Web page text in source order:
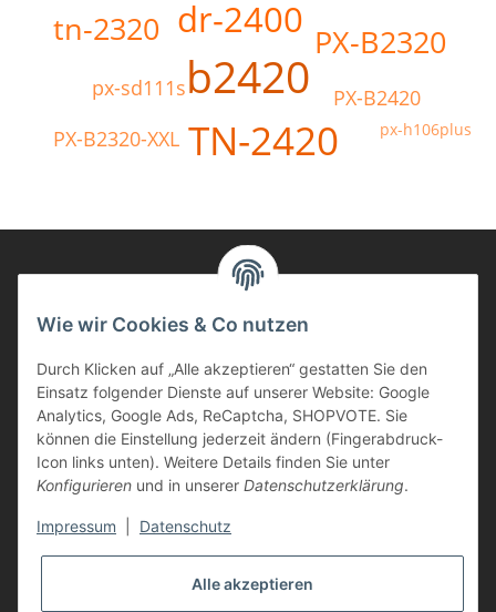
b2420
TN-2420
dr-2400
PX-B2320
tn-2320
px-sd111s
PX-B2420
PX-B2320-XXL
px-h106plus
Informationen
Kunden Service
Haben Sie Fragen zu unseren Produkten?
Dann rufen Sie uns gerne an:
Tel: 0621/9767200
Mo.-Fr. 08:45-17:00 Uhr
oder schreiben Sie uns:
info@printer-express.de
Wie wir Cookies & Co nutzen
Durch Klicken auf „Alle akzeptieren“ gestatten Sie den
Einsatz folgender Dienste auf unserer Website: Google
Analytics, Google Ads, ReCaptcha, SHOPVOTE. Sie
können die Einstellung jederzeit ändern (Fingerabdruck-
Icon links unten). Weitere Details finden Sie unter
Konfigurieren und in unserer Datenschutzerklärung.
Impressum Datenschutz
Alle akzeptieren